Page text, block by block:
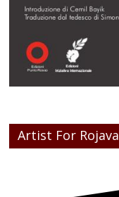
Artist For Rojava